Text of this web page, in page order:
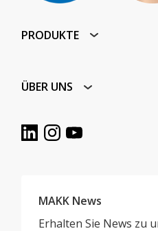
PRODUKTE
ÜBER UNS
MAKK News
Erhalten Sie News zu